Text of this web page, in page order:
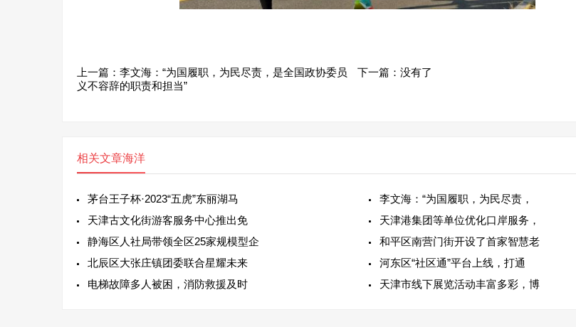
上一篇： 李文海：“为国履职，为民尽责，是全国政协委员
义不容辞的职责和担当”
下一篇：没有了
相关文章海洋
茅台王子杯·2023“五虎”东丽湖马
李文海：“为国履职，为民尽责，
天津古文化街游客服务中心推出免
天津港集团等单位优化口岸服务，
静海区人社局带领全区25家规模型企
和平区南营门街开设了首家智慧老
北辰区大张庄镇团委联合星耀未来
河东区“社区通”平台上线，打通
电梯故障多人被困，消防救援及时
天津市线下展览活动丰富多彩，博